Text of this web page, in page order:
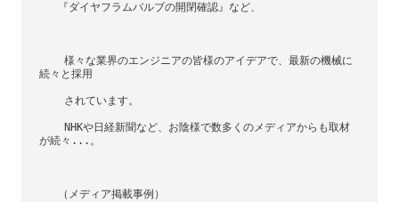
   『ダイヤフラムバルブの開閉確認』など、
続々と採用
    されています。
が続々...。
   （メディア掲載事例）